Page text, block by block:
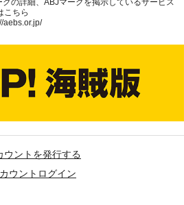
こちら
aebs.or.jp/
ウントを発行する
ウントログイン